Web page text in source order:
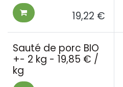
19,22 €
Sauté de porc BIO
+- 2 kg - 19,85 € /
kg